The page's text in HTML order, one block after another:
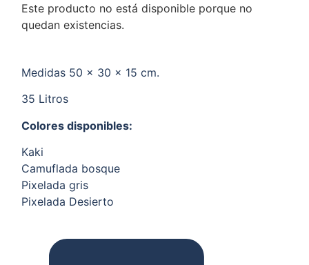
Este producto no está disponible porque no
quedan existencias.
Medidas 50 x 30 x 15 cm.
35 Litros
Colores disponibles:
Kaki
Camuflada bosque
Pixelada gris
Pixelada Desierto